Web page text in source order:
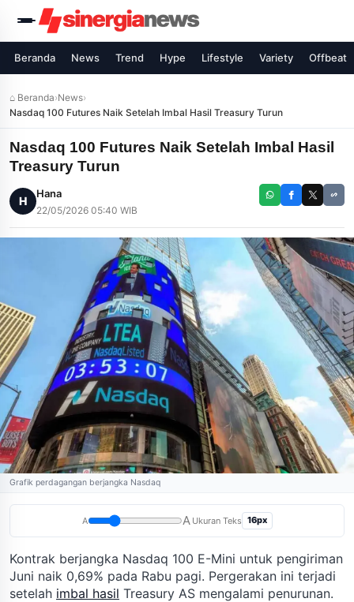
Beranda News Trend Hype Lifestyle Variety Offbeat
⌂ Beranda›News›
Nasdaq 100 Futures Naik Setelah Imbal Hasil Treasury Turun
Nasdaq 100 Futures Naik Setelah Imbal Hasil
Treasury Turun
H
Hana
22/05/2026 05:40 WIB
Grafik perdagangan berjangka Nasdaq
A A Ukuran Teks 16px
Kontrak berjangka Nasdaq 100 E-Mini untuk pengiriman
Juni naik 0,69% pada Rabu pagi. Pergerakan ini terjadi
setelah imbal hasil Treasury AS mengalami penurunan.